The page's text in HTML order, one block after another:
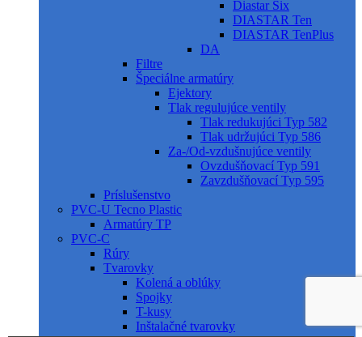
Diastar Six
DIASTAR Ten
DIASTAR TenPlus
DA
Filtre
Špeciálne armatúry
Ejektory
Tlak regulujúce ventily
Tlak redukujúci Typ 582
Tlak udržujúci Typ 586
Za-/Od-vzdušnujúce ventily
Ovzdušňovací Typ 591
Zavzdušňovací Typ 595
Príslušenstvo
PVC-U Tecno Plastic
Armatúry TP
PVC-C
Rúry
Tvarovky
Kolená a oblúky
Spojky
T-kusy
Inštalačné tvarovky